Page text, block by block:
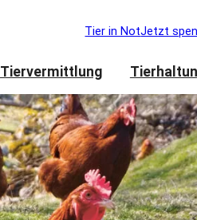
Tier in NotJetzt
Tiervermittlung